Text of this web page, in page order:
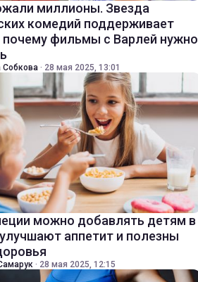
миллионы. Звезда
комедий поддерживает
почему фильмы с Варлей нужно
Собкова · 28 мая 2025, 13:01
можно добавлять детям в
аппетит и полезны
· 28 мая 2025, 12:15